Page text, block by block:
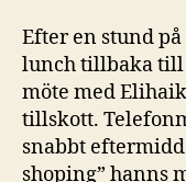
Efter en stund
lunch tillbaka till
möte med
tillskott.
snabbt
shoping” hanns